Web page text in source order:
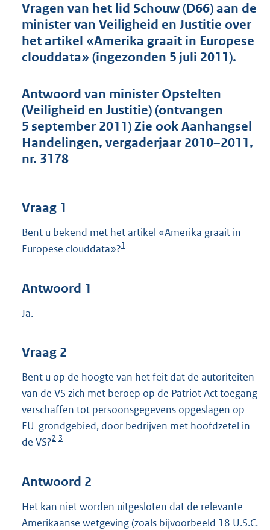
d
s
g
r
t
e
:
4
Vragen van het lid Schouw (D66) aan de
minister van Veiligheid en Justitie over
het artikel «Amerika graait in Europese
clouddata» (ingezonden 5 juli 2011).
Antwoord van minister Opstelten
(Veiligheid en Justitie) (ontvangen
5 september 2011) Zie ook Aanhangsel
Handelingen, vergaderjaar 2010–2011,
nr. 3178
Vraag 1
Bent u bekend met het artikel «Amerika graait in
Europese clouddata»?1
Antwoord 1
Ja.
Vraag 2
Bent u op de hoogte van het feit dat de autoriteiten
van de VS zich met beroep op de Patriot Act toegang
verschaffen tot persoonsgegevens opgeslagen op
EU-grondgebied, door bedrijven met hoofdzetel in
de VS?2 3
Antwoord 2
Het kan niet worden uitgesloten dat de relevante
Amerikaanse wetgeving (zoals bijvoorbeeld 18 U.S.C.